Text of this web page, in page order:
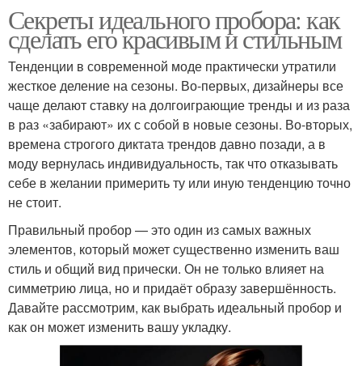
Секреты идеального пробора: как
сделать его красивым и стильным
Тенденции в современной моде практически утратили
жесткое деление на сезоны. Во-первых, дизайнеры все
чаще делают ставку на долгоиграющие тренды и из раза
в раз «забирают» их с собой в новые сезоны. Во-вторых,
времена строгого диктата трендов давно позади, а в
моду вернулась индивидуальность, так что отказывать
себе в желании примерить ту или иную тенденцию точно
не стоит.
Правильный пробор — это один из самых важных
элементов, который может существенно изменить ваш
стиль и общий вид прически. Он не только влияет на
симметрию лица, но и придаёт образу завершённость.
Давайте рассмотрим, как выбрать идеальный пробор и
как он может изменить вашу укладку.